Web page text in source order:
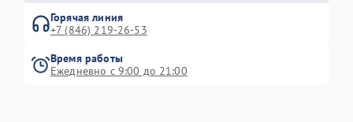
Горячая линия
+7 (846) 219-26-53
Время работы
Ежедневно с 9:00 до 21:00